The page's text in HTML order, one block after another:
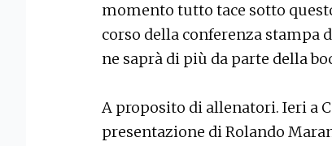
momento tutto tace sotto
corso della conferenza stampa
ne saprà di più da parte della
A proposito di allenatori. Ieri a
presentazione di Rolando